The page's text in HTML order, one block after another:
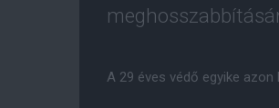
A 29 éves védő egyike